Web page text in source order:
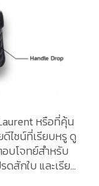
หรือที่คุ้น
ไซน์ที่เรียบหรู ดู
บโจทย์สำหรับ
ดสักใบ และเรียก